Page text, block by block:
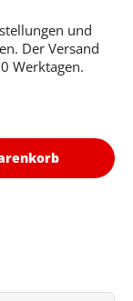
und
Der Versand
Werktagen.